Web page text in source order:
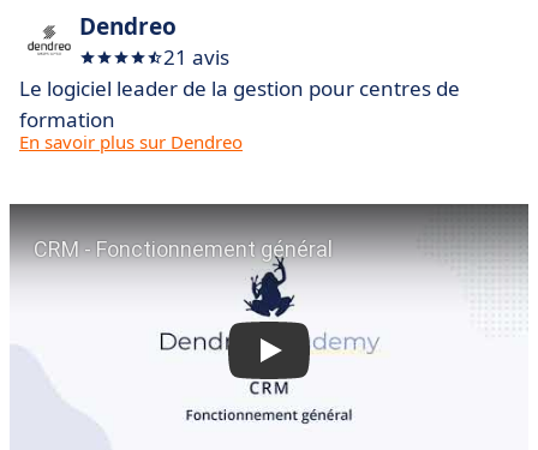
Dendreo
21 avis
Le logiciel leader de la gestion pour centres de
formation
En savoir plus sur Dendreo